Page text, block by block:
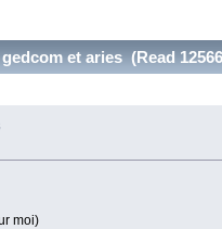
et aries (Read
moi)